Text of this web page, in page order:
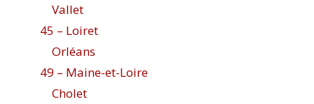
Vallet
45 – Loiret
Orléans
49 – Maine-et-Loire
Cholet